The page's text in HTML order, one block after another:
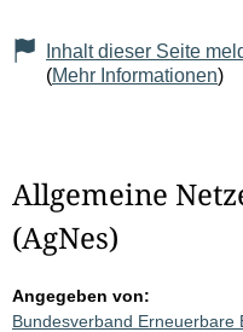
Inhalt dieser Seite
(Mehr Informationen)
Allgemeine
(AgNes)
Angegeben von:
Bundesverband Erneuerbare